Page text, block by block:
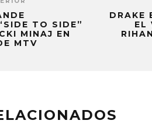
TO SIDE”
MINAJ EN
MTV
DRAKE
EL